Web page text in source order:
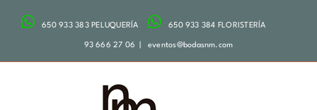
650 933 383 PELUQUERÍA 650 933 384 FLORISTERÍA
93 666 27 06 eventos@bodasnm.com